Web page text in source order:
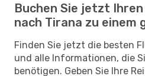
Buchen Sie jetzt
nach Tirana zu einem
Finden Sie jetzt die besten
und alle Informationen, die
benötigen. Geben Sie Ihre